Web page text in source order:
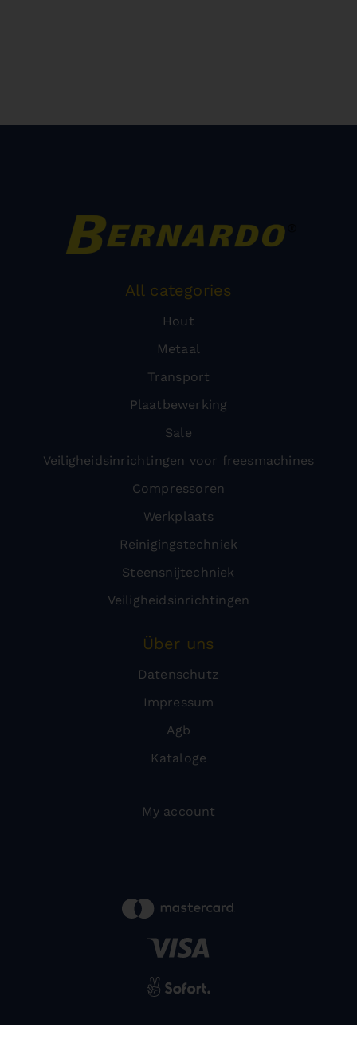
All categories
Hout
Metaal
Transport
Plaatbewerking
Sale
Veiligheidsinrichtingen voor freesmachines
Compressoren
Werkplaats
Reinigingstechniek
Steensnijtechniek
Veiligheidsinrichtingen
Über uns
Datenschutz
Impressum
Agb
Kataloge
My account